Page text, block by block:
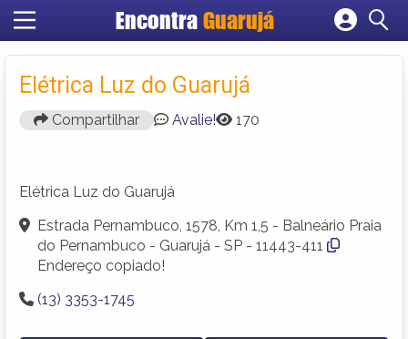
Encontra Guarujá
Cadastrar empresa
Criar conta
Elétrica Luz do Guarujá
Compartilhar Avalie! 170
Elétrica Luz do Guarujá
Estrada Pernambuco, 1578, Km 1,5 - Balneário Praia
do Pernambuco - Guarujá - SP - 11443-411
Endereço copiado!
(13) 3353-1745